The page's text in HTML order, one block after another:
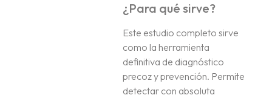
¿Para qué sirve?
Este estudio completo sirve
como la herramienta
definitiva de diagnóstico
precoz y prevención. Permite
detectar con absoluta